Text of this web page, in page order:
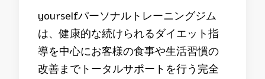
yourselfパーソナルトレーニングジム
は、健康的な続けられるダイエット指
導を中心にお客様の食事や生活習慣の
改善までトータルサポートを行う完全